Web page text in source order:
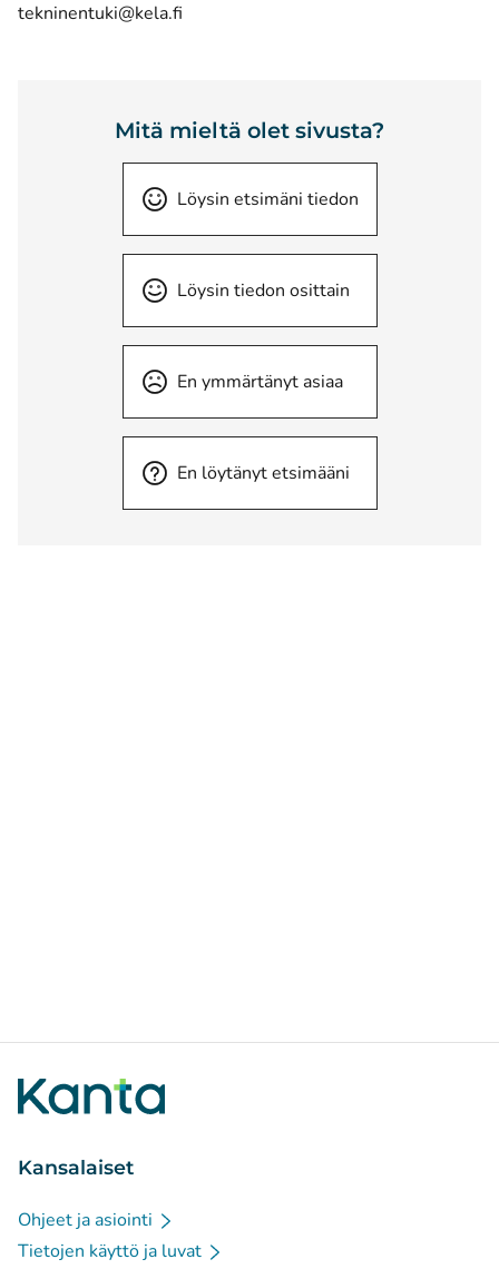
tekninentuki@kela.fi
Mitä mieltä olet sivusta?
Löysin etsimäni tiedon
Löysin tiedon osittain
En ymmärtänyt asiaa
En löytänyt etsimääni
Kansalaiset
Ohjeet ja asiointi
Tietojen käyttö ja luvat